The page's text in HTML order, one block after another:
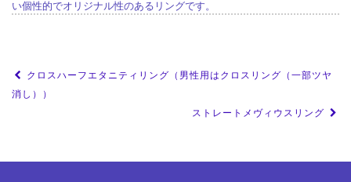
い個性的でオリジナル性のあるリングです。
投
稿
クロスハーフエタニティリング（男性用はクロスリング（一部ツヤ
消し））
ストレートメヴィウスリング